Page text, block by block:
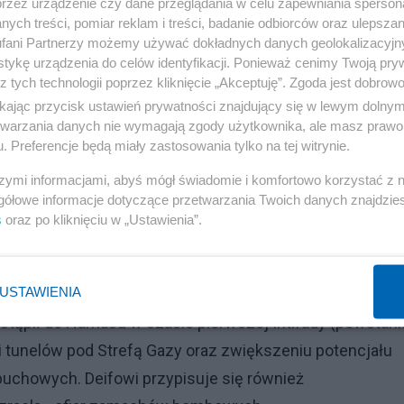
zamachów, ostatni w 2021 roku, nigdy nie
Jego wystąpienie z 7 października oznaczało, że atak
Reuters.
Wszystko za sprawą tego, że skutecznie się
że w przestrzeni publicznej są dostępne tylko
trzecie zdjęcie przedstawia jego cień.
do Hamasu w czasie pierwszej Intifady
pod Strefą Gazy oraz zwiększeniu potencjału
Deifowi przypisuje się również
treści, pomiar reklam i treści, badanie odbiorców oraz
Partnerzy możemy używać dokładnych danych
urządzenia do celów identyfikacji. Ponieważ cenimy Twoją
tych technologii poprzez kliknięcie „Akceptuję”. Zgoda jest
przycisk ustawień prywatności znajdujący się w lewym
danych nie wymagają zgody użytkownika, ale masz
Preferencje będą miały zastosowania tylko na tej witrynie.
informacjami, abyś mógł świadomie i komfortowo korzystać z
informacje dotyczące przetwarzania Twoich danych
oraz po kliknięciu w „Ustawienia”.
USTAWIENIA